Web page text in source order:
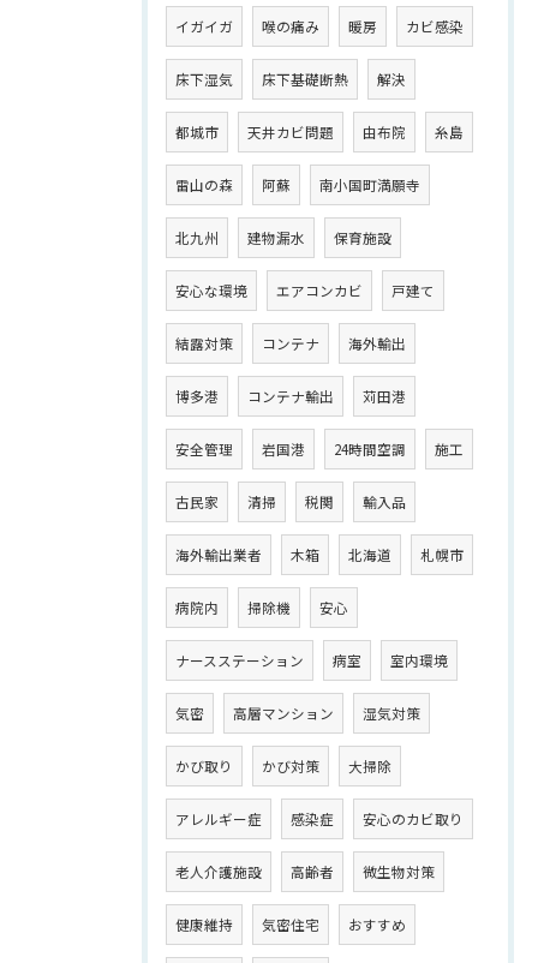
イガイガ 喉の痛み 暖房 カビ感染
床下湿気 床下基礎断熱 解決
都城市 天井カビ問題 由布院 糸島
雷山の森 阿蘇 南小国町満願寺
北九州 建物漏水 保育施設
安心な環境 エアコンカビ 戸建て
結露対策 コンテナ 海外輸出
博多港 コンテナ輸出 苅田港
安全管理 岩国港 24時間空調 施工
古民家 清掃 税関 輸入品
海外輸出業者 木箱 北海道 札幌市
病院内 掃除機 安心
ナースステーション 病室 室内環境
気密 高層マンション 湿気対策
かび取り かび対策 大掃除
アレルギー症 感染症 安心のカビ取り
老人介護施設 高齢者 微生物対策
健康維持 気密住宅 おすすめ